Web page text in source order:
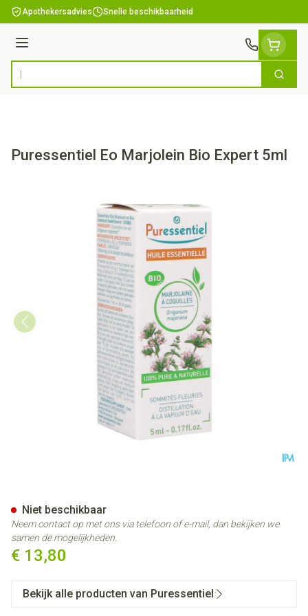
Ga naar de inhoud
Apothekersadvies Snelle beschikbaarheid
Menu
Product, merk, categorie... Zoek
Puressentiel Eo Marjolein Bio Expert 5ml
€ 13,80
Niet beschikbaar
Neem contact op met ons via telefoon of e-mail, dan bekijken we
samen de mogelijkheden.
Bekijk alle producten van Puressentiel